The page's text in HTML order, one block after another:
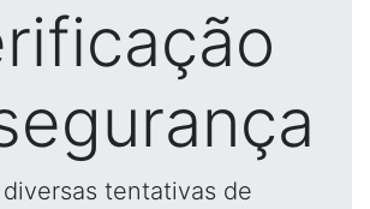
tentativas de